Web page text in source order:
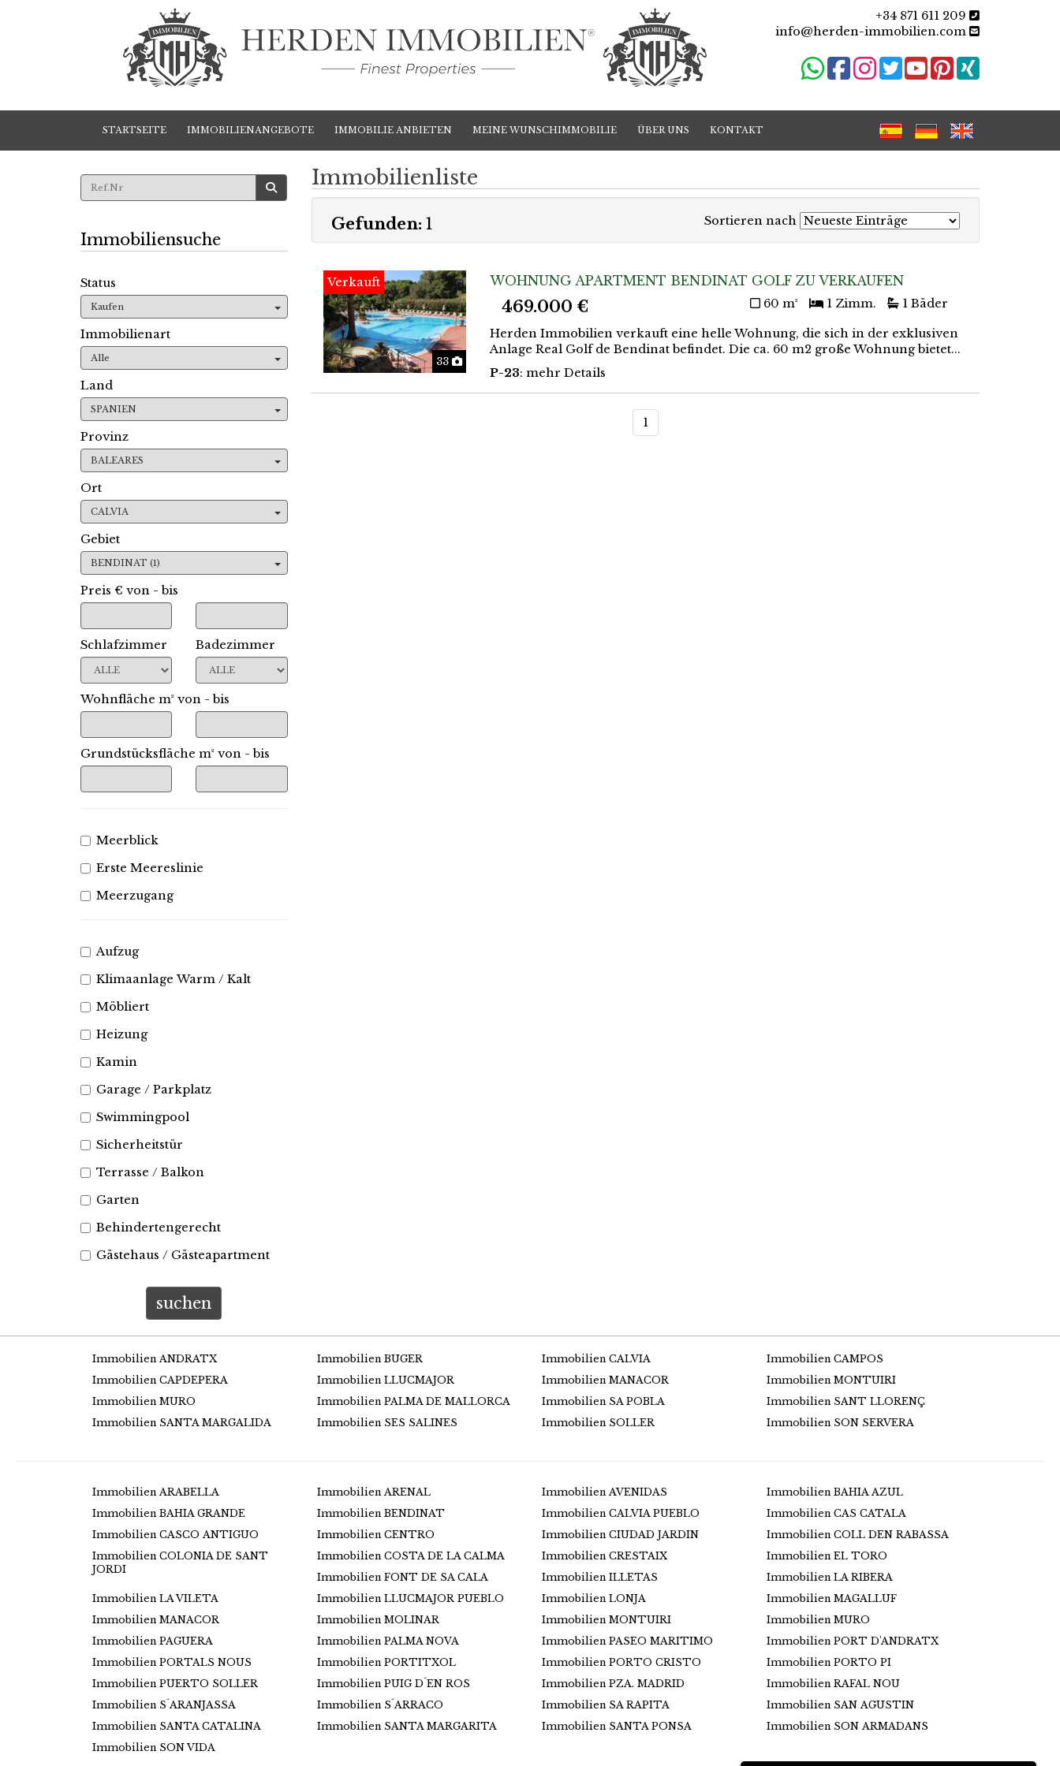
+34 871 611 209
info@herden-immobilien.com
STARTSEITE IMMOBILIENANGEBOTE IMMOBILIE ANBIETEN MEINE WUNSCHIMMOBILIE ÜBER UNS KONTAKT
Immobiliensuche
Status
Kaufen
Immobilienart
Alle
Land
SPANIEN
Provinz
BALEARES
Ort
CALVIA
Gebiet
BENDINAT (1)
Preis € von - bis
Schlafzimmer Badezimmer
Wohnfläche m² von - bis
Grundstücksfläche m² von - bis
Meerblick
Erste Meereslinie
Meerzugang
Aufzug
Klimaanlage Warm / Kalt
Möbliert
Heizung
Kamin
Garage / Parkplatz
Swimmingpool
Sicherheitstür
Terrasse / Balkon
Garten
Behindertengerecht
Gästehaus / Gästeapartment
suchen
Immobilienliste
Gefunden: 1 Sortieren nach
Verkauft
33 Fotos
WOHNUNG APARTMENT BENDINAT GOLF ZU VERKAUFEN
469.000 € 60 m² 1 Zimm. 1 Bäder
Herden Immobilien verkauft eine helle Wohnung, die sich in der exklusiven
Anlage Real Golf de Bendinat befindet. Die ca. 60 m2 große Wohnung bietet...
P-23: mehr Details
1
Immobilien ANDRATX Immobilien BUGER Immobilien CALVIA
Immobilien CAMPOS
Immobilien CAPDEPERA
Immobilien LLUCMAJOR Immobilien MANACOR
Immobilien MONTUIRI
Immobilien MURO
Immobilien PALMA DE MALLORCA Immobilien SA POBLA
Immobilien SANT LLORENÇ
Immobilien SANTA MARGALIDA
Immobilien SES SALINES Immobilien SOLLER Immobilien SON SERVERA
Immobilien ARABELLA Immobilien ARENAL Immobilien AVENIDAS
Immobilien BAHIA AZUL
Immobilien BAHIA GRANDE
Immobilien BENDINAT Immobilien CALVIA PUEBLO
Immobilien CAS CATALA
Immobilien CASCO ANTIGUO
Immobilien CENTRO Immobilien CIUDAD JARDIN
Immobilien COLL DEN RABASSA
Immobilien COLONIA DE SANT
JORDI
Immobilien COSTA DE LA CALMA Immobilien CRESTAIX
Immobilien EL TORO
Immobilien FONT DE SA CALA
Immobilien ILLETAS
Immobilien LA RIBERA
Immobilien LA VILETA
Immobilien LLUCMAJOR PUEBLO Immobilien LONJA
Immobilien MAGALLUF
Immobilien MANACOR
Immobilien MOLINAR Immobilien MONTUIRI
Immobilien MURO
Immobilien PAGUERA
Immobilien PALMA NOVA Immobilien PASEO MARITIMO
Immobilien PORT D'ANDRATX
Immobilien PORTALS NOUS
Immobilien PORTITXOL Immobilien PORTO CRISTO
Immobilien PORTO PI
Immobilien PUERTO SOLLER
Immobilien PUIG D´EN ROS Immobilien PZA. MADRID
Immobilien RAFAL NOU
Immobilien S´ARANJASSA
Immobilien S´ARRACO Immobilien SA RAPITA
Immobilien SAN AGUSTIN
Immobilien SANTA CATALINA
Immobilien SANTA MARGARITA Immobilien SANTA PONSA
Immobilien SON ARMADANS
Immobilien SON VIDA